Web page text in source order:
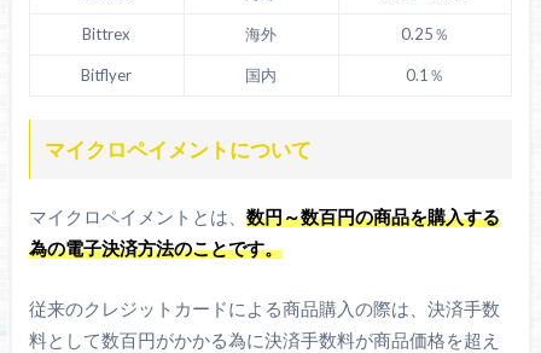
Bittrex 海外 0.25％
Bitflyer 国内 0.1％
マイクロペイメントについて
マイクロペイメントとは、 数円～数百円の商品を購入する
為の電子決済方法のことです。
従来のクレジットカードによる商品購入の際は、決済手数
料として数百円がかかる為に決済手数料が商品価格を超え